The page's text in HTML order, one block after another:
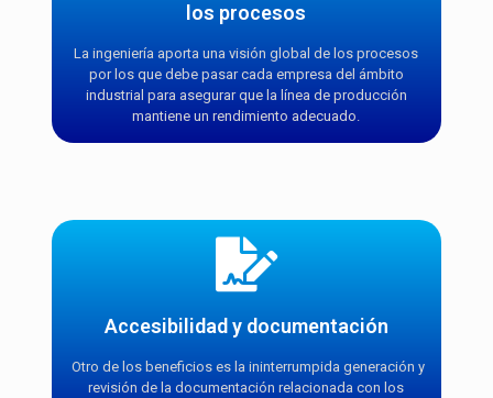
los procesos
La ingeniería aporta una visión global de los procesos
por los que debe pasar cada empresa del ámbito
industrial para asegurar que la línea de producción
mantiene un rendimiento adecuado.
Accesibilidad y documentación
Otro de los beneficios es la ininterrumpida generación y
revisión de la documentación relacionada con los